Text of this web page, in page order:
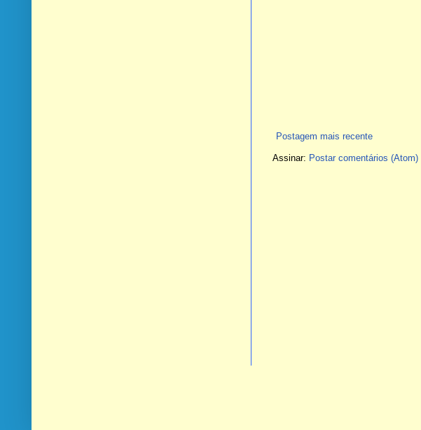
Postagem mais recente
Assinar: Postar comentários (Atom)